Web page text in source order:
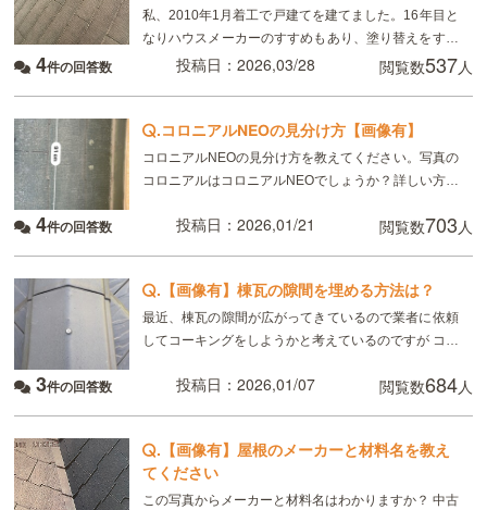
私、2010年1月着工で戸建てを建てました。16年目と
なりハウスメーカーのすすめもあり、塗り替えをする
ことにしました。建設時の仕様書に屋根材はコロニア
4件の回答数 投稿日：2026,03/28 閲覧数537人
.コロニアルNEOの見分け方【画像有】
コロニアルNEOの見分け方を教えてください。写真の
コロニアルはコロニアルNEOでしょうか？詳しい方ア
4件の回答数 投稿日：2026,01/21 閲覧数703人
. 【画像有】棟瓦の隙間を埋める方法は？
最近、棟瓦の隙間が広がってきているので業者に依頼
してコーキングをしようかと考えているのですが コー
か？ （今のところは棟瓦の張り替えは考えていませ
3件の回答数 投稿日：2026,01/07 閲覧数684人
. 【画像有】屋根のメーカーと材料名を教え
てください
この写真からメーカーと材料名はわかりますか？ 中古